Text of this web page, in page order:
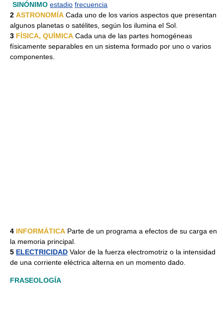
SINÓNIMO estadio frecuencia
2 ASTRONOMÍA Cada uno de los varios aspectos que presentan
algunos planetas o satélites, según los ilumina el Sol.
3 FÍSICA, QUÍMICA Cada una de las partes homogéneas
físicamente separables en un sistema formado por uno o varios
componentes.
4 INFORMÁTICA Parte de un programa a efectos de su carga en
la memoria principal.
5 ELECTRICIDAD Valor de la fuerza electromotriz o la intensidad
de una corriente eléctrica alterna en un momento dado.
FRASEOLOGÍA